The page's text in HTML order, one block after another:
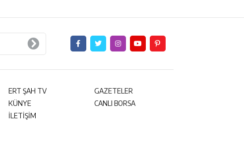
ERT ŞAH TV
GAZETELER
KÜNYE
CANLI BORSA
İLETİŞİM